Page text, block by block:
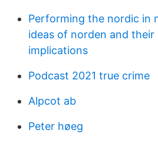
Performing the nordic in
ideas of norden and their
implications
Podcast 2021 true crime
Alpcot ab
Peter høeg